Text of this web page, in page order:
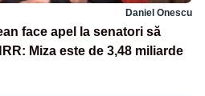
Daniel Onescu
face apel la senatori să
Miza este de 3,48 miliarde